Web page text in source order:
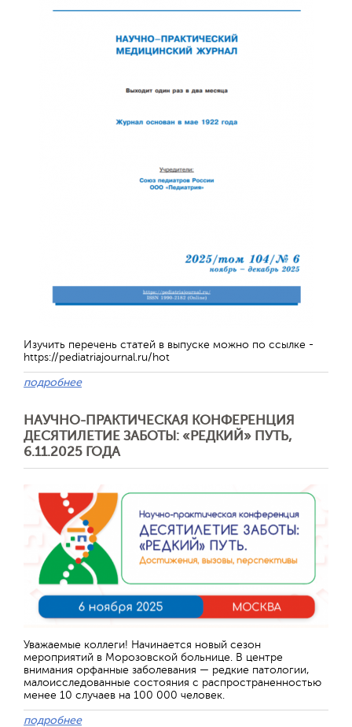
Изучить перечень статей в выпуске можно по ссылке -
https://pediatriajournal.ru/hot
подробнее
НАУЧНО-ПРАКТИЧЕСКАЯ КОНФЕРЕНЦИЯ
ДЕСЯТИЛЕТИЕ ЗАБОТЫ: «РЕДКИЙ» ПУТЬ,
6.11.2025 ГОДА
Уважаемые коллеги! Начинается новый сезон
мероприятий в Морозовской больнице. В центре
внимания орфанные заболевания — редкие патологии,
малоисследованные состояния с распространенностью
менее 10 случаев на 100 000 человек.
подробнее
Отправить